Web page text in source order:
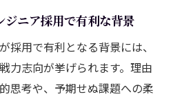
培うシステム開発の本質
アが学ぶ開発現場の本質
ジニア採用で有利な背景
採用で有利となる背景には、
力志向が挙げられます。理由
思考や、予期せぬ課題への柔